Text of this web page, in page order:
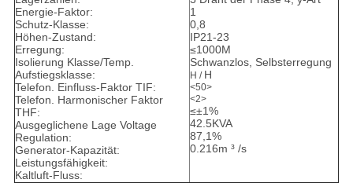
Energie-Faktor:
Schutz-Klasse:
Höhen-Zustand:
Erregung:
Isolierung Klasse/Temp.
Aufstiegsklasse:
Telefon. Einfluss-Faktor TIF:
Telefon. Harmonischer Faktor
THF:
Ausgeglichene Lage Voltage
Regulation:
Generator-Kapazität:
Leistungsfähigkeit:
Kaltluft-Fluss:
1
0,8
IP21-23
≤1000M
Schwanzlos, Selbsterregung
H / H
<50>
<2>
≤±1%
42.5KVA
87,1%
0.216m ³ /s